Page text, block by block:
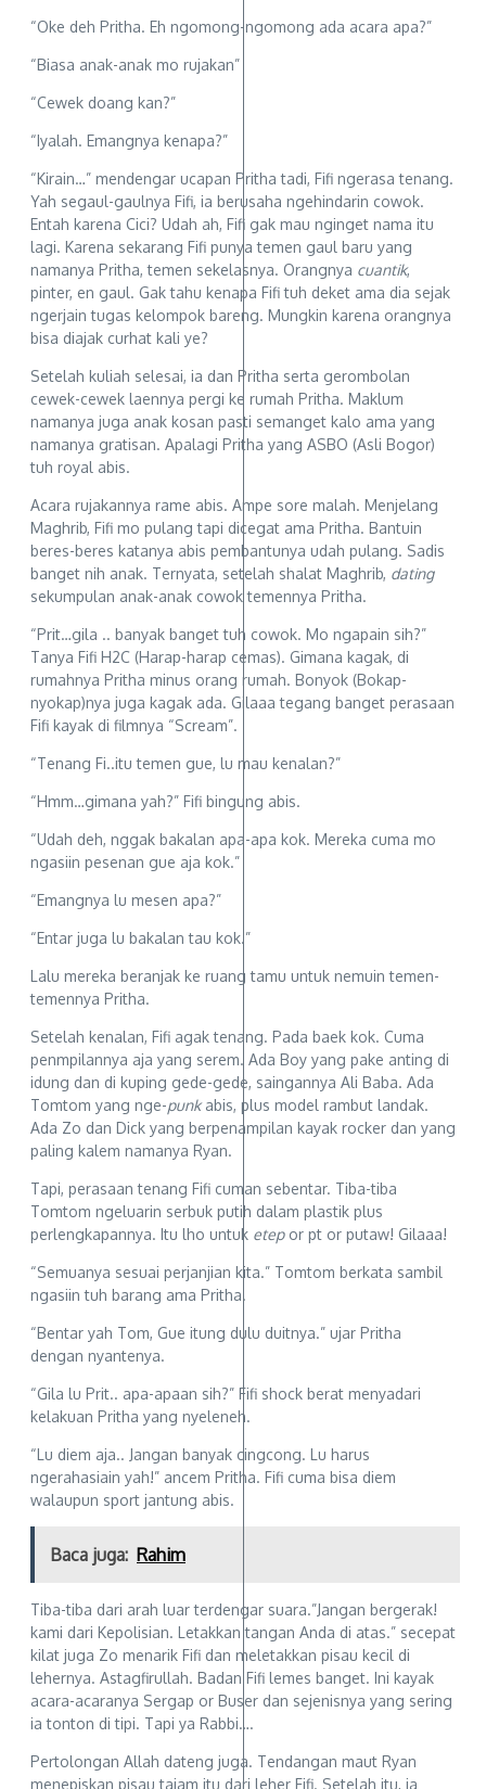
“Oke deh Pritha. Eh ngomong-ngomong ada acara apa?”
“Biasa anak-anak mo rujakan”
“Cewek doang kan?”
“Iyalah. Emangnya kenapa?”
“Kirain…” mendengar ucapan Pritha tadi, Fifi ngerasa tenang.
Yah segaul-gaulnya Fifi, ia berusaha ngehindarin cowok.
Entah karena Cici? Udah ah, Fifi gak mau nginget nama itu
lagi. Karena sekarang Fifi punya temen gaul baru yang
namanya Pritha, temen sekelasnya. Orangnya cuantik,
pinter, en gaul. Gak tahu kenapa Fifi tuh deket ama dia sejak
ngerjain tugas kelompok bareng. Mungkin karena orangnya
bisa diajak curhat kali ye?
Setelah kuliah selesai, ia dan Pritha serta gerombolan
cewek-cewek laennya pergi ke rumah Pritha. Maklum
namanya juga anak kosan pasti semanget kalo ama yang
namanya gratisan. Apalagi Pritha yang ASBO (Asli Bogor)
tuh royal abis.
Acara rujakannya rame abis. Ampe sore malah. Menjelang
Maghrib, Fifi mo pulang tapi dicegat ama Pritha. Bantuin
beres-beres katanya abis pembantunya udah pulang. Sadis
banget nih anak. Ternyata, setelah shalat Maghrib, dating
sekumpulan anak-anak cowok temennya Pritha.
“Prit…gila .. banyak banget tuh cowok. Mo ngapain sih?”
Tanya Fifi H2C (Harap-harap cemas). Gimana kagak, di
rumahnya Pritha minus orang rumah. Bonyok (Bokap-
nyokap)nya juga kagak ada. Gilaaa tegang banget perasaan
Fifi kayak di filmnya “Scream”.
“Tenang Fi..itu temen gue, lu mau kenalan?”
“Hmm…gimana yah?” Fifi bingung abis.
“Udah deh, nggak bakalan apa-apa kok. Mereka cuma mo
ngasiin pesenan gue aja kok.”
“Emangnya lu mesen apa?”
“Entar juga lu bakalan tau kok.”
Lalu mereka beranjak ke ruang tamu untuk nemuin temen-
temennya Pritha.
Setelah kenalan, Fifi agak tenang. Pada baek kok. Cuma
penmpilannya aja yang serem. Ada Boy yang pake anting di
idung dan di kuping gede-gede, saingannya Ali Baba. Ada
Tomtom yang nge-punkabis, plus model rambut landak.
Ada Zo dan Dick yang berpenampilan kayak rocker dan yang
paling kalem namanya Ryan.
Tapi, perasaan tenang Fifi cuman sebentar. Tiba-tiba
Tomtom ngeluarin serbuk putih dalam plastik plus
perlengkapannya. Itu lho untuk etepor pt or putaw! Gilaaa!
“Semuanya sesuai perjanjian kita.” Tomtom berkata sambil
ngasiin tuh barang ama Pritha.
“Bentar yah Tom, Gue itung dulu duitnya.” ujar Pritha
dengan nyantenya.
“Gila lu Prit.. apa-apaan sih?” Fifi shock berat menyadari
kelakuan Pritha yang nyeleneh.
“Lu diem aja.. Jangan banyak cingcong. Lu harus
ngerahasiain yah!” ancem Pritha. Fifi cuma bisa diem
walaupun sport jantung abis.
Baca juga: Rahim
Tiba-tiba dari arah luar terdengar suara.”Jangan bergerak!
kami dari Kepolisian. Letakkan tangan Anda di atas.” secepat
kilat juga Zo menarik Fifi dan meletakkan pisau kecil di
lehernya. Astagfirullah. Badan Fifi lemes banget. Ini kayak
acara-acaranya Sergap or Buser dan sejenisnya yang sering
ia tonton di tipi. Tapi ya Rabbi….
Pertolongan Allah dateng juga. Tendangan maut Ryan
menepiskan pisau tajam itu dari leher Fifi. Setelah itu, ia